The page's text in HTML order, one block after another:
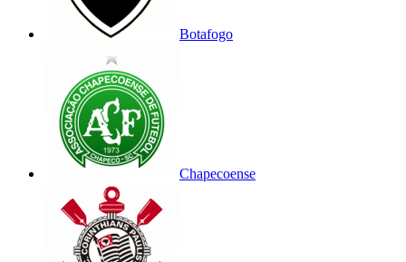
Botafogo
Chapecoense